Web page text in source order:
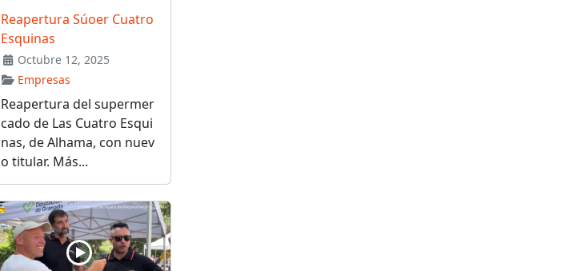
Reapertura Súoer Cuatro
Esquinas
Octubre 12, 2025
Empresas
Reapertura del supermer
cado de Las Cuatro Esqui
nas, de Alhama, con nuev
o titular. Más...